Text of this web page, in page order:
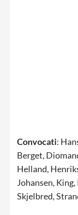
Convocati:
Berget,
Helland,
Johansen,
Skjelbred,